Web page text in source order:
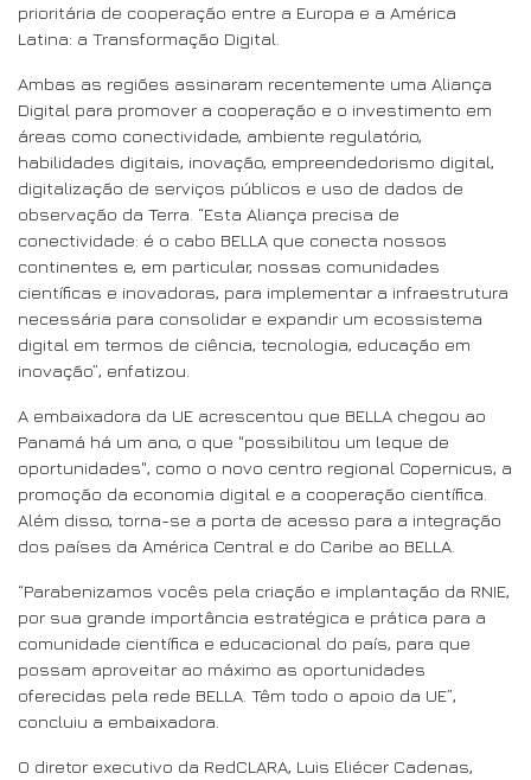
prioritária de cooperação entre a Europa e a América
Latina: a Transformação Digital.
Ambas as regiões assinaram recentemente uma Aliança
Digital para promover a cooperação e o investimento em
áreas como conectividade, ambiente regulatório,
habilidades digitais, inovação, empreendedorismo digital,
digitalização de serviços públicos e uso de dados de
observação da Terra. “Esta Aliança precisa de
conectividade: é o cabo BELLA que conecta nossos
continentes e, em particular, nossas comunidades
científicas e inovadoras, para implementar a infraestrutura
necessária para consolidar e expandir um ecossistema
digital em termos de ciência, tecnologia, educação em
inovação”, enfatizou.
A embaixadora da UE acrescentou que BELLA chegou ao
Panamá há um ano, o que "possibilitou um leque de
oportunidades", como o novo centro regional Copernicus, a
promoção da economia digital e a cooperação científica.
Além disso, torna-se a porta de acesso para a integração
dos países da América Central e do Caribe ao BELLA.
“Parabenizamos vocês pela criação e implantação da RNIE,
por sua grande importância estratégica e prática para a
comunidade científica e educacional do país, para que
possam aproveitar ao máximo as oportunidades
oferecidas pela rede BELLA. Têm todo o apoio da UE”,
concluiu a embaixadora.
O diretor executivo da RedCLARA, Luis Eliécer Cadenas,